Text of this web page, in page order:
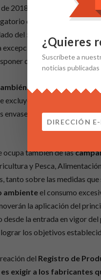
2018 excepto para las
que estas bolsas
del 50%, y se propone
del cobro de las
de la documentación
a las bolsas que
excluyen los sobres de
envases si cumplen con la
ocupa también de las
y Pesca,
tanto sobre las medidas que
ambienteel consumo
la aplicación del
desde la entrada en vigor
los objetivos
del Registro de
exigir a los fabricantes
¿Quieres
Suscríbetea
noticias publicadas